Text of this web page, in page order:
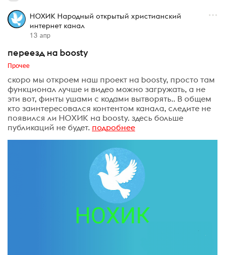
НОХИК Народный открытый христианский
интернет канал
13 апр
переезд на boosty
Прочее
скоро мы откроем наш проект на boosty, просто там
функционал лучше и видео можно загружать, а не
эти вот, финты ушами с кодами вытворять.. В общем
кто заинтересовался контентом канала, следите не
появился ли НОХИК на boosty. здесь больше
публикаций не будет. подробнее